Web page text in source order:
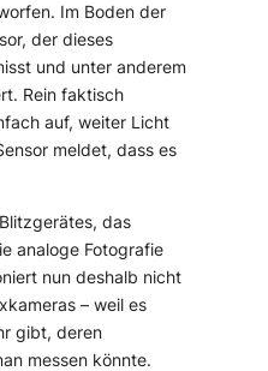
Im Boden der
der dieses
und unter anderem
Rein faktisch
auf, weiter Licht
meldet, dass es
das
analoge Fotografie
nun deshalb nicht
– weil es
gibt, deren
messen könnte.